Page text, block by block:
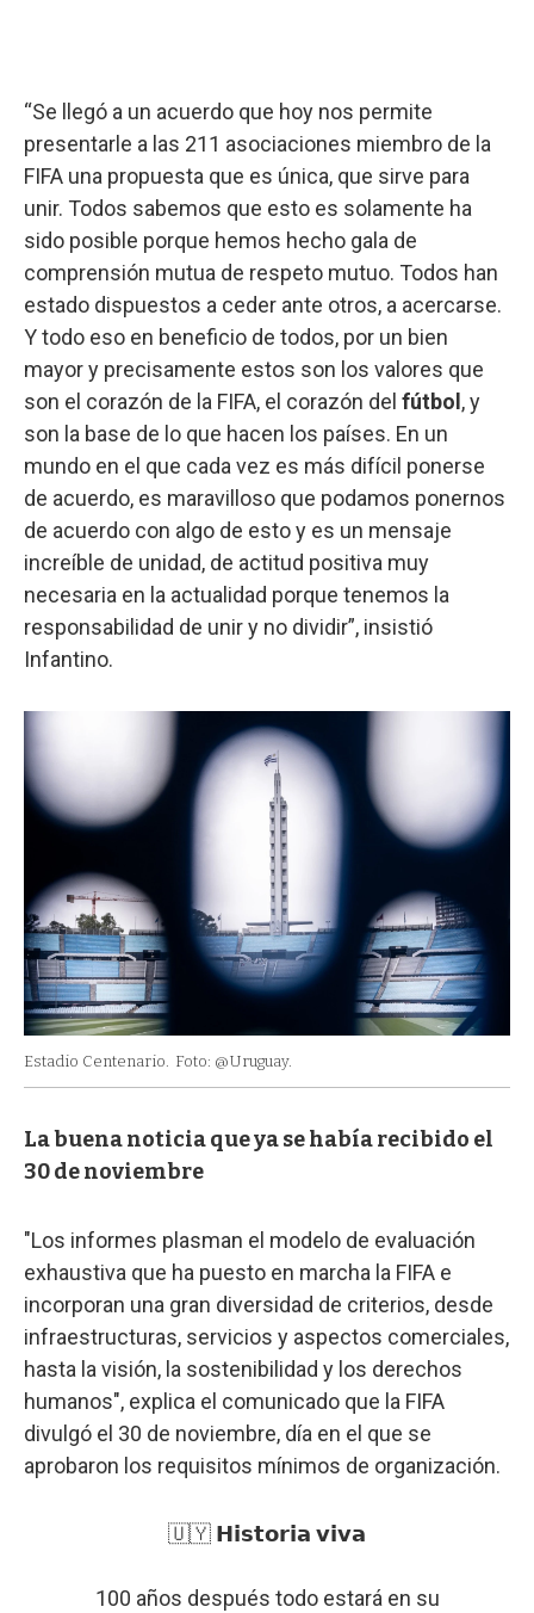
“Se llegó a un acuerdo que hoy nos permite
presentarle a las 211 asociaciones miembro de la
FIFA una propuesta que es única, que sirve para
unir. Todos sabemos que esto es solamente ha
sido posible porque hemos hecho gala de
comprensión mutua de respeto mutuo. Todos han
estado dispuestos a ceder ante otros, a acercarse.
Y todo eso en beneficio de todos, por un bien
mayor y precisamente estos son los valores que
son el corazón de la FIFA, el corazón del fútbol , y
son la base de lo que hacen los países. En un
mundo en el que cada vez es más difícil ponerse
de acuerdo, es maravilloso que podamos ponernos
de acuerdo con algo de esto y es un mensaje
increíble de unidad, de actitud positiva muy
necesaria en la actualidad porque tenemos la
responsabilidad de unir y no dividir”, insistió
Infantino.
Estadio Centenario. Foto: @Uruguay.
La buena noticia que ya se había recibido el
30 de noviembre
"Los informes plasman el modelo de evaluación
exhaustiva que ha puesto en marcha la FIFA e
incorporan una gran diversidad de criterios, desde
infraestructuras, servicios y aspectos comerciales,
hasta la visión, la sostenibilidad y los derechos
humanos", explica el comunicado que la FIFA
divulgó el 30 de noviembre, día en el que se
aprobaron los requisitos mínimos de organización.
🇺🇾 𝗛𝗶𝘀𝘁𝗼𝗿𝗶𝗮 𝘃𝗶𝘃𝗮
100 años después todo estará en su